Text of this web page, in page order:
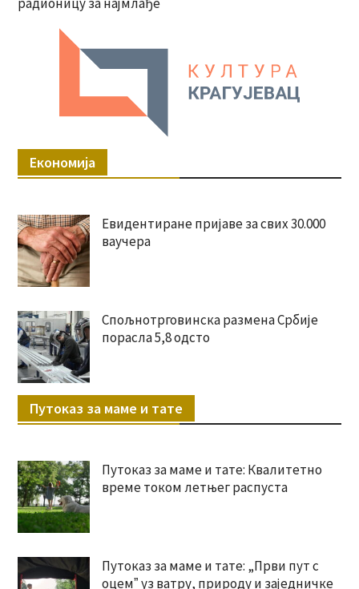
Економија
Евидентиране пријаве за свих 30.000
ваучера
Спољнотрговинска размена Србије
порасла 5,8 одсто
Путоказ за маме и тате
Путоказ за маме и тате: Квалитетно
време током летњег распуста
Путоказ за маме и тате: „Први пут с
оцемˮ уз ватру, природу и заједничке